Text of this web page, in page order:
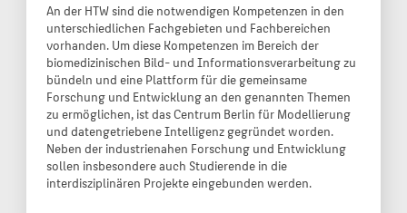
An der HTW sind die notwendigen Kompetenzen in den
unterschiedlichen Fachgebieten und Fachbereichen
vorhanden. Um diese Kompetenzen im Bereich der
biomedizinischen Bild- und Informationsverarbeitung zu
bündeln und eine Plattform für die gemeinsame
Forschung und Entwicklung an den genannten Themen
zu ermöglichen, ist das Centrum Berlin für Modellierung
und datengetriebene Intelligenz gegründet worden.
Neben der industrienahen Forschung und Entwicklung
sollen insbesondere auch Studierende in die
interdisziplinären Projekte eingebunden werden.